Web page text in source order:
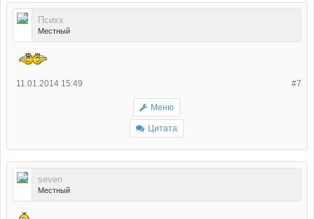
Психх
Местный
#7
11.01.2014 15:49
Меню
Цитата
seven
Местный